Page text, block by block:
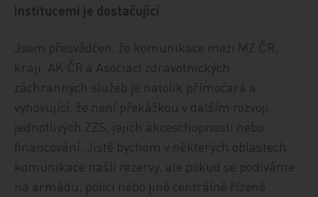
institucemi je dostačující
Jsem přesvědčen, že komunikace mezi MZ ČR,
kraji, AK ČR a Asociací zdravotnických
záchranných služeb je natolik přímočará a
vyhovující, že není překážkou v dalším rozvoji
jednotlivých ZZS, jejich akceschopnosti nebo
financování. Jistě bychom v některých oblastech
komunikace našli rezervy, ale pokud se podíváme
na armádu, polici nebo jiné centrálně řízené